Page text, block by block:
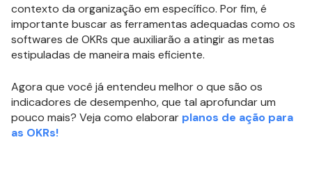
contexto da organização em específico. Por fim, é
importante buscar as ferramentas adequadas como os
softwares de OKRs que auxiliarão a atingir as metas
estipuladas de maneira mais eficiente.
Agora que você já entendeu melhor o que são os
indicadores de desempenho, que tal aprofundar um
pouco mais? Veja como elaborar planos de ação para
as OKRs!